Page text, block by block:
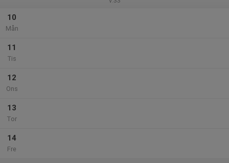
10
Mån
11
Tis
12
Ons
13
Tor
14
Fre